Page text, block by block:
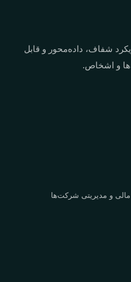
شفاف، داده‌محور و قابل
و اشخاص.
و مدیریتی شرکت‌ها